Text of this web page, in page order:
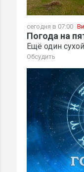
сегодня в 07:00
Погода на
Ещё один
Обсудить